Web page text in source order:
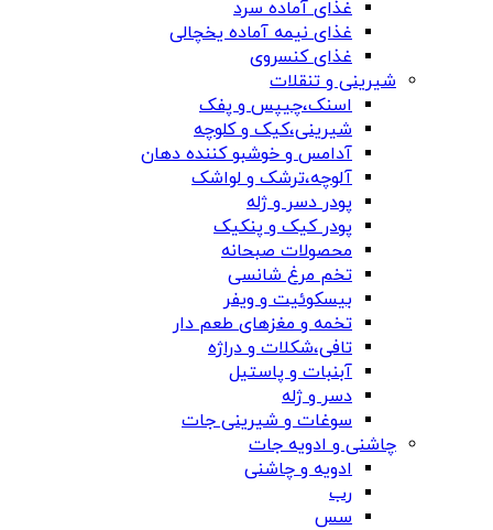
غذای آماده سرد
غذای نیمه آماده یخچالی
غذای کنسروی
شیرینی و تنقلات
اسنک،چیپس و پفک
شیرینی،کیک و کلوچه
آدامس و خوشبو کننده دهان
آلوچه،ترشک و لواشک
پودر دسر و ژله
پودر کیک و پنکیک
محصولات صبحانه
تخم مرغ شانسی
بیسکوئیت و ویفر
تخمه و مغزهای طعم دار
تافی،شکلات و دراژه
آبنبات و پاستیل
دسر و ژله
سوغات و شیرینی جات
چاشنی و ادویه جات
ادویه و چاشنی
رب
سس